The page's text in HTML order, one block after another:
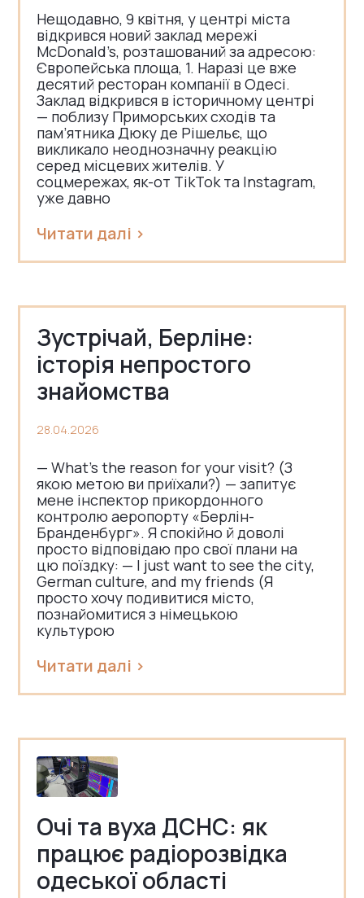
Нещодавно, 9 квітня, у центрі міста
відкрився новий заклад мережі
McDonald’s, розташований за адресою:
Європейська площа, 1. Наразі це вже
десятий ресторан компанії в Одесі.
Заклад відкрився в історичному центрі
— поблизу Приморських сходів та
пам’ятника Дюку де Рішельє, що
викликало неоднозначну реакцію
серед місцевих жителів. У
соцмережах, як-от TikTok та Instagram,
уже давно
Читати далі >
Зустрічай, Берліне:
історія непростого
знайомства
28.04.2026
— What’s the reason for your visit? (З
якою метою ви приїхали?) — запитує
мене інспектор прикордонного
контролю аеропорту «Берлін-
Бранденбург». Я спокійно й доволі
просто відповідаю про свої плани на
цю поїздку: — I just want to see the city,
German culture, and my friends (Я
просто хочу подивитися місто,
познайомитися з німецькою
культурою
Читати далі >
Очі та вуха ДСНС: як
працює радіорозвідка
одеської області